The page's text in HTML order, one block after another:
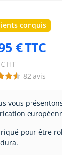
conquis
€TTC
HT
82 avis
vous
pour être